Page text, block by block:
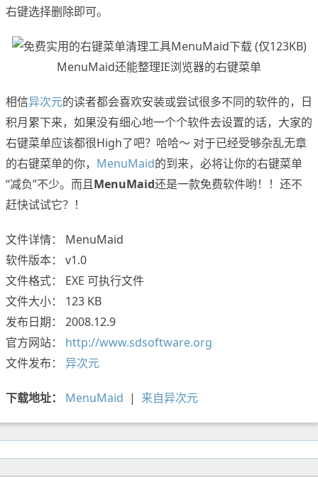
右键选择删除即可。
MenuMaid还能整理IE浏览器的右键菜单
相信异次元的读者都会喜欢安装或尝试很多不同的软件的，日
积月累下来，如果没有细心地一个个软件去设置的话，大家的
右键菜单应该都很High了吧？哈哈～ 对于已经受够杂乱无章
的右键菜单的你， MenuMaid的到来，必将让你的右键菜单
“减负”不少。而且MenuMaid还是一款免费软件哟！！还不
赶快试试它？！
文件详情： MenuMaid
软件版本： v1.0
文件格式： EXE 可执行文件
文件大小： 123 KB
发布日期： 2008.12.9
官方网站： http://www.sdsoftware.org
文件发布： 异次元
下载地址： MenuMaid | 来自异次元